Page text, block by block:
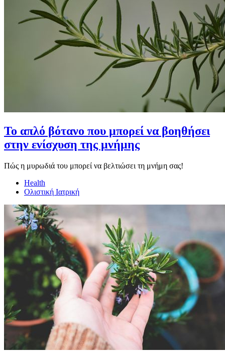
Το απλό βότανο που μπορεί να βοηθήσει
στην ενίσχυση της μνήμης
Πώς η μυρωδιά του μπορεί να βελτιώσει τη μνήμη σας!
Health
Ολιστική Ιατρική